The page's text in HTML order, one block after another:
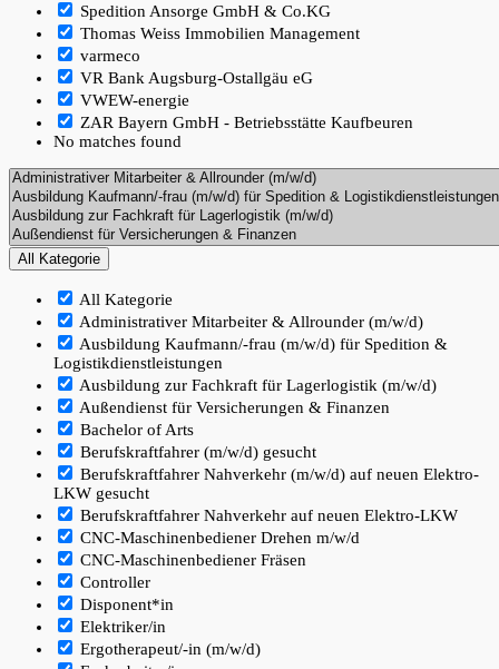
Spedition Ansorge GmbH & Co.KG
Thomas Weiss Immobilien Management
varmeco
VR Bank Augsburg-Ostallgäu eG
VWEW-energie
ZAR Bayern GmbH - Betriebsstätte Kaufbeuren
No matches found
All Kategorie
All Kategorie
Administrativer Mitarbeiter & Allrounder (m/w/d)
Ausbildung Kaufmann/-frau (m/w/d) für Spedition &
Logistikdienstleistungen
Ausbildung zur Fachkraft für Lagerlogistik (m/w/d)
Außendienst für Versicherungen & Finanzen
Bachelor of Arts
Berufskraftfahrer (m/w/d) gesucht
Berufskraftfahrer Nahverkehr (m/w/d) auf neuen Elektro-
LKW gesucht
Berufskraftfahrer Nahverkehr auf neuen Elektro-LKW
CNC-Maschinenbediener Drehen m/w/d
CNC-Maschinenbediener Fräsen
Controller
Disponent*in
Elektriker/in
Ergotherapeut/-in (m/w/d)